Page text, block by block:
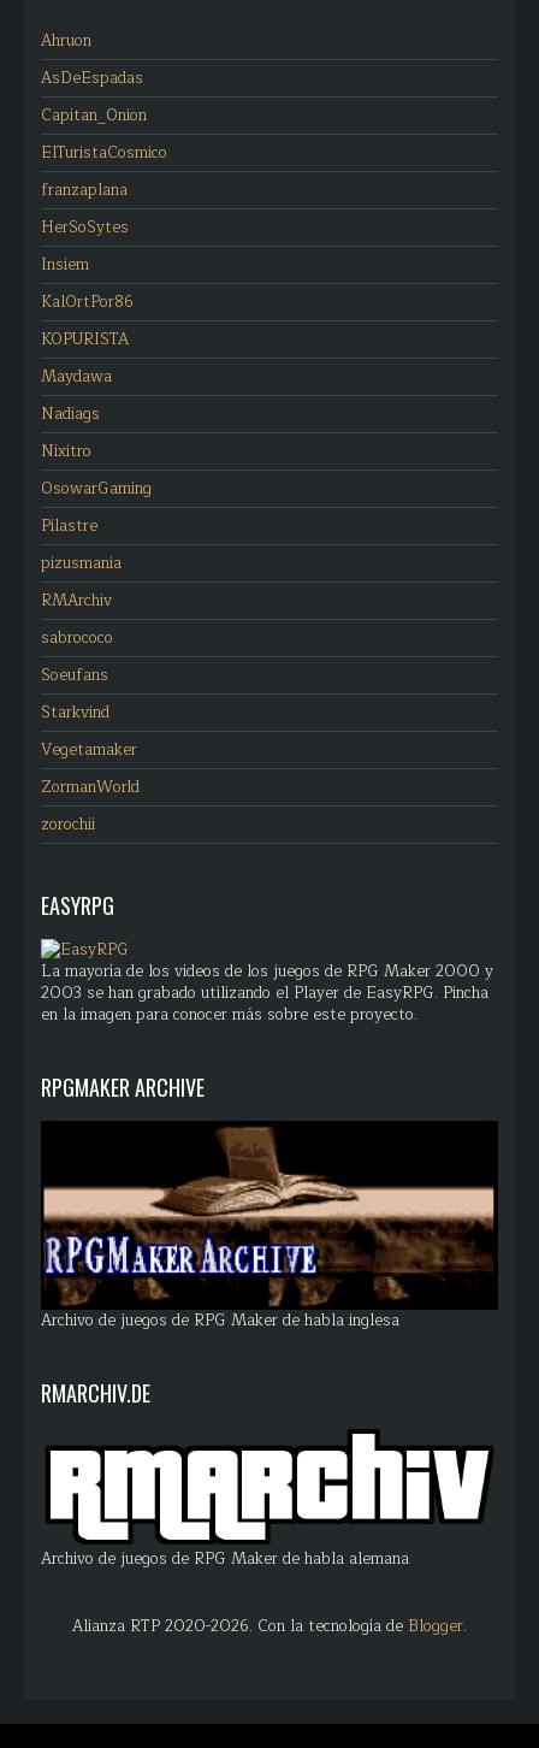
Ahruon
AsDeEspadas
Capitan_Onion
ElTuristaCosmico
franzaplana
HerSoSytes
Insiem
KalOrtPor86
KOPURISTA
Maydawa
Nadiags
Nixitro
OsowarGaming
Pilastre
pizusmania
RMArchiv
sabrococo
Soeufans
Starkvind
Vegetamaker
ZormanWorld
zorochii
EASYRPG
La mayoría de los videos de los juegos de RPG Maker 2000 y
2003 se han grabado utilizando el Player de EasyRPG. Pincha
en la imagen para conocer más sobre este proyecto.
RPGMAKER ARCHIVE
Archivo de juegos de RPG Maker de habla inglesa
RMARCHIV.DE
Archivo de juegos de RPG Maker de habla alemana
Alianza RTP 2020-2026. Con la tecnología de Blogger.